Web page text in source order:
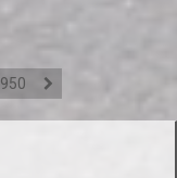
950